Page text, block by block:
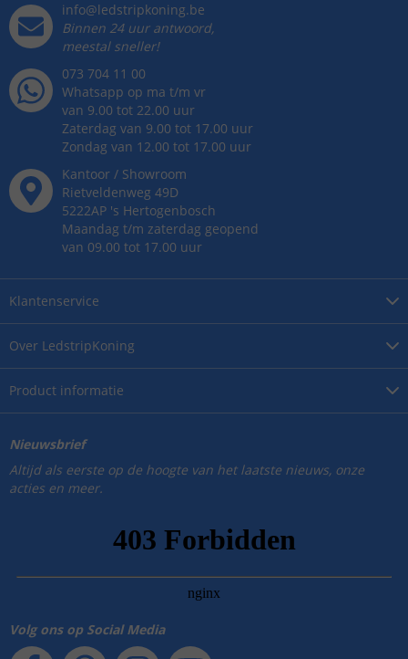
Over LedstripKoning
Product informatie
Klantenservice
info@ledstripkoning.be
Binnen 24 uur antwoord,
meestal sneller!
073 704 11 00
Whatsapp op ma t/m vr
van 9.00 tot 22.00 uur
Zaterdag van 9.00 tot 17.00 uur
Zondag van 12.00 tot 17.00 uur
Kantoor / Showroom
Rietveldenweg 49D
5222AP 's Hertogenbosch
Maandag t/m zaterdag geopend
van 09.00 tot 17.00 uur
Nieuwsbrief
Altijd als eerste op de hoogte van het laatste nieuws, onze
acties en meer.
Volg ons op Social Media